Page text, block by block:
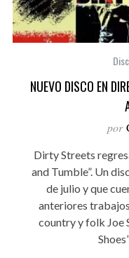
NUEVO DISCO EN
por
Dirty Streets
and Tumble”. Un
de julio y que
anteriores
country y folk Joe